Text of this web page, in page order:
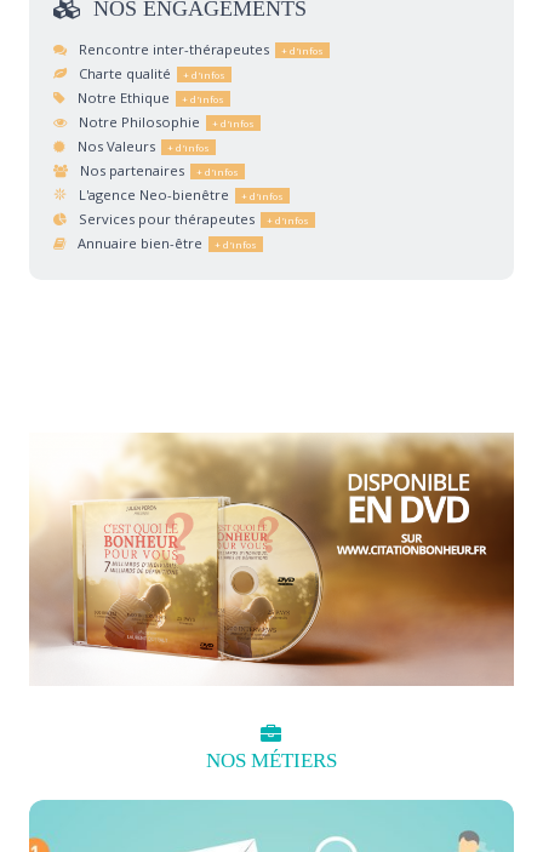
NOS ENGAGEMENTS
Rencontre inter-thérapeutes
Charte qualité
Notre Ethique
Notre Philosophie
Nos Valeurs
Nos partenaires
L'agence Neo-bienêtre
Services pour thérapeutes
Annuaire bien-être
NOS MÉTIERS